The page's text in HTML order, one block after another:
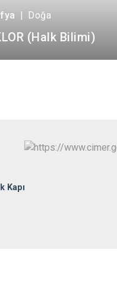
| Doğa
(Halk Bilimi)
Kapı